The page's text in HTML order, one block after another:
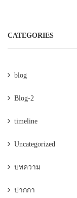
CATEGORIES
blog
Blog-2
timeline
Uncategorized
บทความ
ปากกา